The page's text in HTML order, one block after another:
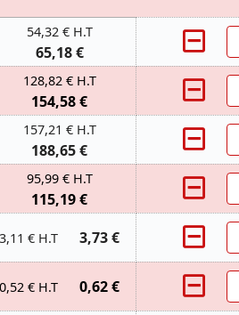
54,32 € H.T
65,18 €
128,82 € H.T
154,58 €
157,21 € H.T
188,65 €
95,99 € H.T
115,19 €
3,11 € H.T 3,73 €
0,52 € H.T 0,62 €